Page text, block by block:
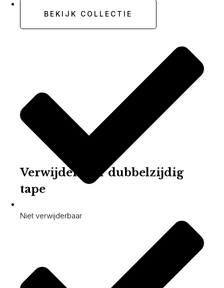
Perfect voor plakken van naden
Niet verwijderbaar
BEKIJK COLLECTIE
Verwijderbaar dubbelzijdig
tape